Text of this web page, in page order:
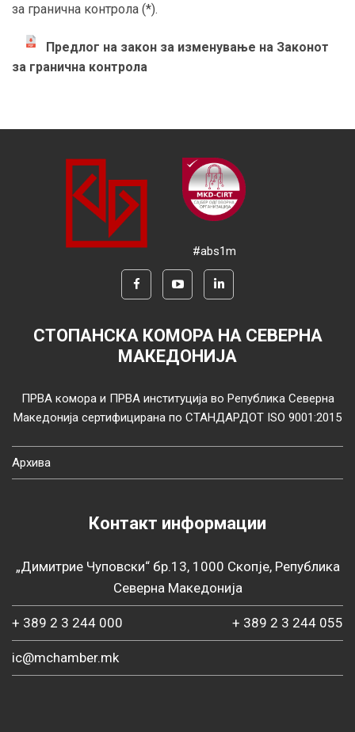
за гранична контрола (*).
Предлог на закон за изменување на Законот
за гранична контрола
#abs1m
СТОПАНСКА КОМОРА НА СЕВЕРНА
МАКЕДОНИЈА
ПРВА комора и ПРВА институција во Република Северна
Македонија сертифицирана по СТАНДАРДОТ ISO 9001:2015
Архива
Контакт информации
„Димитрие Чуповски“ бр.13, 1000 Скопје, Република
Северна Македонија
+ 389 2 3 244 000 + 389 2 3 244 055
ic@mchamber.mk